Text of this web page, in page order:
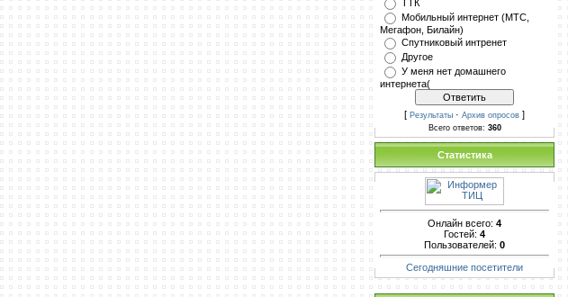
ТТК
Мобильный интернет (МТС,
Мегафон, Билайн)
Спутниковый интренет
Другое
У меня нет домашнего
интернета(
[ Результаты · Архив опросов ]
Всего ответов: 360
Статистика
Онлайн всего: 4
Гостей: 4
Пользователей: 0
Сегодняшние посетители